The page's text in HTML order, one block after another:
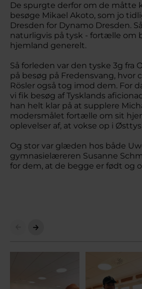
De spurgte derfor om de måtte
besøge Mikael Akoto, som jo
Dresden for Dynamo Dresden.
naturligvis på tysk - fortælle om
hjemland generelt.
Så forleden var den tyske 3g fra
på besøg på Fredensvang, hvor
Rösler også tog imod dem. For
vi fik besøg af Tysklands
han helt klar på at supplere
modersmålet fortælle om sit
oplevelser af, at vokse op i
Og stor var glæden hos både
gymnasielæreren Susanne
for dem, at de begge er født og